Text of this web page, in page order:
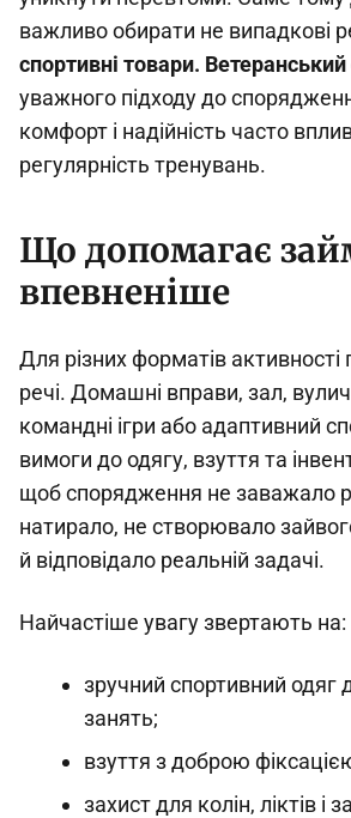
важливо обирати не випадкові
спортивні товари. Ветеранський
уважного підходу до
комфорт і надійність часто
регулярність тренувань.
Що допомагає
впевненіше
Для різних форматів активності
речі. Домашні вправи, зал,
командні ігри або адаптивний
вимоги до одягу, взуття та
щоб спорядження не заважало
натирало, не створювало
й відповідало реальній задачі.
Найчастіше увагу звертають на:
зручний спортивний одяг
занять;
взуття з доброю
захист для колін, ліктів і